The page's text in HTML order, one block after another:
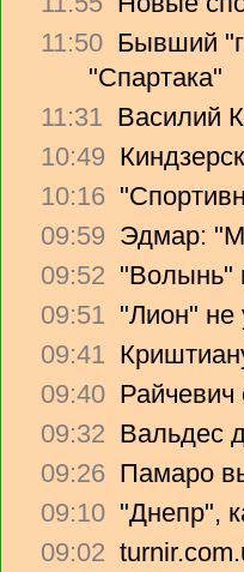
11:50 Бывший
"Спартака"
11:31 Василий
10:49
10:16
09:59 Эдмар:
09:52 "Волынь"
09:51 "Лион" не
09:41
09:40 Райчевич
09:32 Вальдес
09:26 Памаро
09:10 "Днепр",
09:02